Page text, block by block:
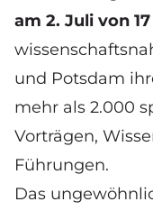
am 2. Juli von
und Potsdam
mehr als 2.000
Vorträgen,
Führungen.
Das